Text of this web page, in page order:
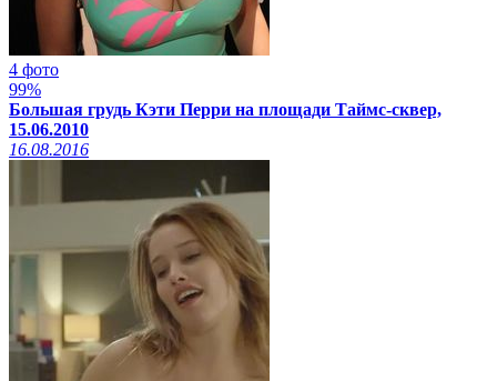
4 фото
99%
Большая грудь Кэти Перри на площади Таймс-сквер,
15.06.2010
16.08.2016